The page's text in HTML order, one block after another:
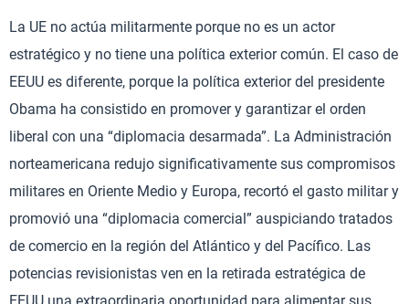
La UE no actúa militarmente porque no es un actor
estratégico y no tiene una política exterior común. El caso de
EEUU es diferente, porque la política exterior del presidente
Obama ha consistido en promover y garantizar el orden
liberal con una “diplomacia desarmada”. La Administración
norteamericana redujo significativamente sus compromisos
militares en Oriente Medio y Europa, recortó el gasto militar y
promovió una “diplomacia comercial” auspiciando tratados
de comercio en la región del Atlántico y del Pacífico. Las
potencias revisionistas ven en la retirada estratégica de